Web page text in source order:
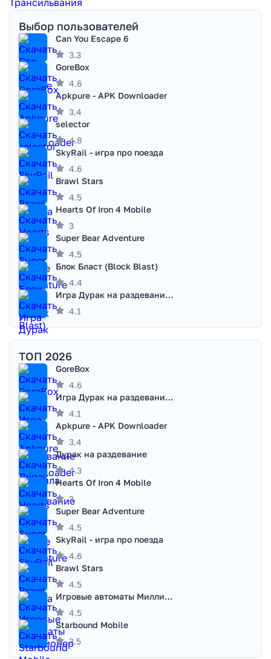
Выбор пользователей
Can You Escape 6
3.3
GoreBox
4.6
Apkpure - APK Downloader
3.4
selector
4.8
SkyRail - игра про поезда
4.6
Brawl Stars
4.5
Hearts Of Iron 4 Mobile
3
Super Bear Adventure
4.5
Блок Бласт (Block Blast)
4.4
Игра Дурак на раздевание - Правила игры
4.1
ТОП 2026
GoreBox
4.6
Игра Дурак на раздевание - Правила игры
4.1
Apkpure - APK Downloader
3.4
Дурак на раздевание
4.3
Hearts Of Iron 4 Mobile
3
Super Bear Adventure
4.5
SkyRail - игра про поезда
4.6
Brawl Stars
4.5
Игровые автоматы Миллионер
4.5
Starbound Mobile
3.5